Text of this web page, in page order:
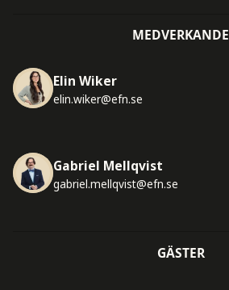
MEDVERKANDE
Elin Wiker
elin.wiker@efn.se
Gabriel Mellqvist
gabriel.mellqvist@efn.se
GÄSTER